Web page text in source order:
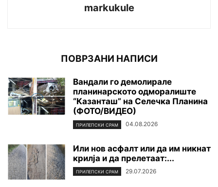
markukule
ПОВРЗАНИ НАПИСИ
Вандали го демолирале
планинарското одморалиште
“Казанташ” на Селечка Планина
(ФОТО/ВИДЕО)
ПРИЛЕПСКИ СРАМ 04.08.2026
Или нов асфалт или да им никнат
крилја и да прелетаат:...
ПРИЛЕПСКИ СРАМ 29.07.2026